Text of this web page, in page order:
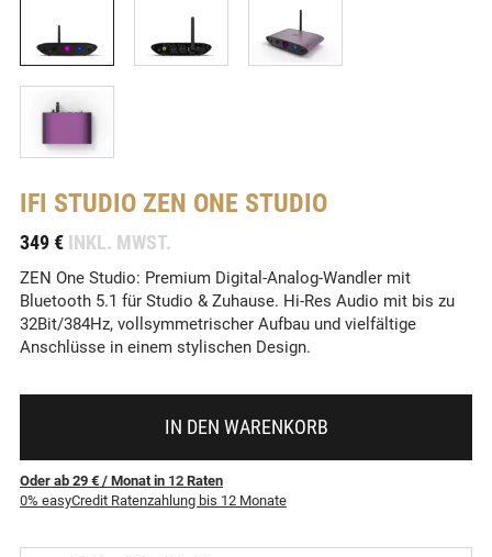
IFI STUDIO ZEN ONE STUDIO
349 € INKL. MWST.
ZEN One Studio: Premium Digital-Analog-Wandler mit
Bluetooth 5.1 für Studio & Zuhause. Hi-Res Audio mit bis zu
32Bit/384Hz, vollsymmetrischer Aufbau und vielfältige
Anschlüsse in einem stylischen Design.
IN DEN WARENKORB
Oder ab 29 € / Monatin 12 Raten
0% easyCredit Ratenzahlung bis 12 Monate